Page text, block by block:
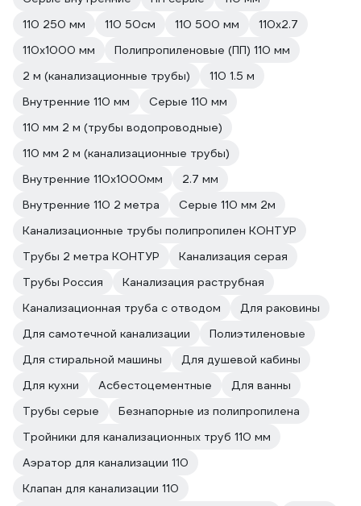
110 250 мм
110 50см 110 500 мм
110х2.7
110х1000 мм
Полипропиленовые (ПП) 110 мм
2 м (канализационные трубы)
110 1.5 м
Внутренние 110 мм
Серые 110 мм
110 мм 2 м (трубы водопроводные)
110 мм 2 м (канализационные трубы)
Внутренние 110х1000мм
2.7 мм
Внутренние 110 2 метра
Серые 110 мм 2м
Канализационные трубы полипропилен КОНТУР
Трубы 2 метра КОНТУР
Канализация серая
Трубы Россия
Канализация раструбная
Канализационная труба с отводом
Для раковины
Для самотечной канализации
Полиэтиленовые
Для стиральной машины
Для душевой кабины
Для кухни
Асбестоцементные
Для ванны
Трубы серые
Безнапорные из полипропилена
Тройники для канализационных труб 110 мм
Аэратор для канализации 110
Клапан для канализации 110